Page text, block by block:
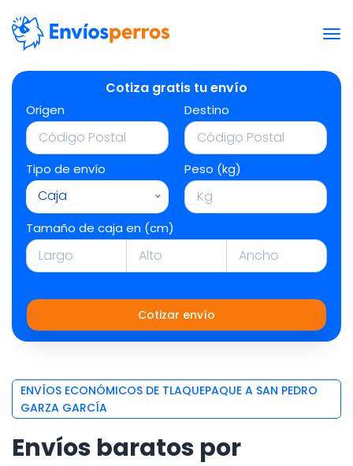
Cotiza gratis tu envío
Origen Destino
Tipo de envío
Caja
Peso (kg)
Tamaño de caja en (cm)
Cotizar envío
ENVÍOS ECONÓMICOS DE TLAQUEPAQUE A SAN PEDRO
GARZA GARCÍA
Envíos baratos por